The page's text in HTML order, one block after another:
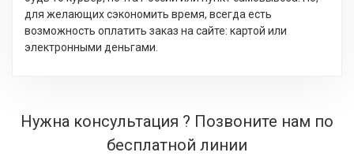
для желающих сэкономить время, всегда есть
возможность оплатить заказ на сайте: картой или
электронными деньгами.
Нужна консультация ? Позвоните нам по
бесплатной линии